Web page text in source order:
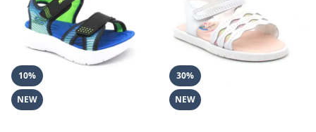
10%
NEW
30%
NEW